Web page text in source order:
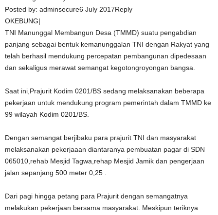
Posted by: adminsecure6 July 2017Reply
OKEBUNG|
TNI Manunggal Membangun Desa (TMMD) suatu pengabdian
panjang sebagai bentuk kemanunggalan TNI dengan Rakyat yang
telah berhasil mendukung percepatan pembangunan dipedesaan
dan sekaligus merawat semangat kegotongroyongan bangsa.
Saat ini,Prajurit Kodim 0201/BS sedang melaksanakan beberapa
pekerjaan untuk mendukung program pemerintah dalam TMMD ke
99 wilayah Kodim 0201/BS.
Dengan semangat berjibaku para prajurit TNI dan masyarakat
melaksanakan pekerjaaan diantaranya pembuatan pagar di SDN
065010,rehab Mesjid Tagwa,rehap Mesjid Jamik dan pengerjaan
jalan sepanjang 500 meter 0,25 .
Dari pagi hingga petang para Prajurit dengan semangatnya
melakukan pekerjaan bersama masyarakat. Meskipun teriknya